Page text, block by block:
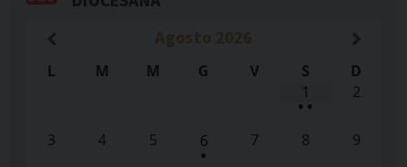
L M M G V S
D
1
• •
2
3 4 5 6
•
7 8 9